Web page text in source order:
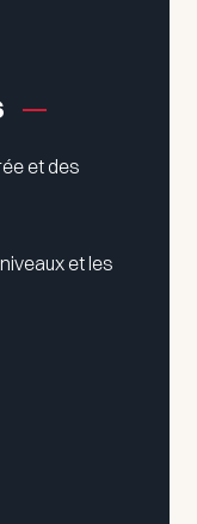
et des
et les